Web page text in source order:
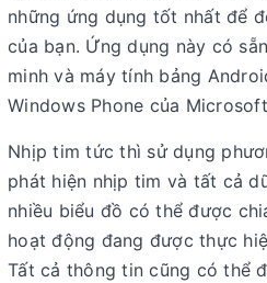
những ứng dụng tốt nhất để
của bạn. Ứng dụng này có
minh và máy tính bảng
Windows Phone của
Nhịp tim tức thì sử dụng
phát hiện nhịp tim và tất cả
nhiều biểu đồ có thể được
hoạt động đang được thực
Tất cả thông tin cũng có thể